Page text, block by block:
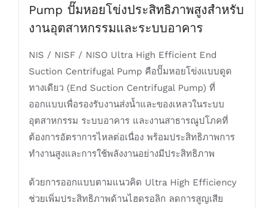
Pump ปั๊มหอยโข่งประสิทธิภาพสูงสำหรับ
งานอุตสาหกรรมและระบบอาคาร
NIS / NISF / NISO Ultra High Efficient End
Suction Centrifugal Pump คือปั๊มหอยโข่งแบบดูด
ทางเดียว (End Suction Centrifugal Pump) ที่
ออกแบบเพื่อรองรับงานส่งน้ำและของเหลวในระบบ
อุตสาหกรรม ระบบอาคาร และงานสาธารณูปโภคที่
ต้องการอัตราการไหลต่อเนื่อง พร้อมประสิทธิภาพการ
ทำงานสูงและการใช้พลังงานอย่างมีประสิทธิภาพ
ด้วยการออกแบบตามแนวคิด Ultra High Efficiency
ช่วยเพิ่มประสิทธิภาพด้านไฮดรอลิก ลดการสูญเสีย